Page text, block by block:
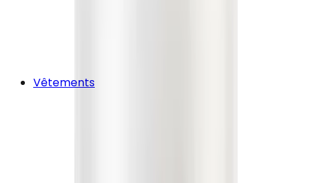
Vêtements